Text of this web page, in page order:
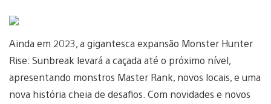
Ainda em 2023, a gigantesca expansão Monster Hunter
Rise: Sunbreak levará a caçada até o próximo nível,
apresentando monstros Master Rank, novos locais, e uma
nova história cheia de desafios. Com novidades e novos